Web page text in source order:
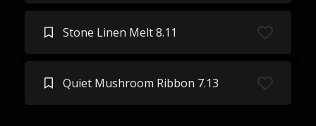
Stone Linen Melt 8.11
Quiet Mushroom Ribbon 7.13